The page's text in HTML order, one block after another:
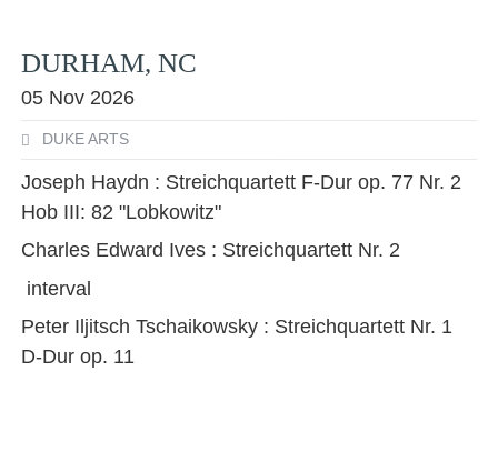
DURHAM, NC
05 Nov 2026
DUKE ARTS
Joseph Haydn : Streichquartett F-Dur op. 77 Nr. 2
Hob III: 82 "Lobkowitz"
Charles Edward Ives : Streichquartett Nr. 2
interval
Peter Iljitsch Tschaikowsky : Streichquartett Nr. 1
D-Dur op. 11